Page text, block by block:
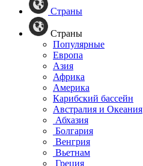
Страны
Страны
Популярные
Европа
Азия
Африка
Америка
Карибский бассейн
Австралия и Океания
Абхазия
Болгария
Венгрия
Вьетнам
Греция